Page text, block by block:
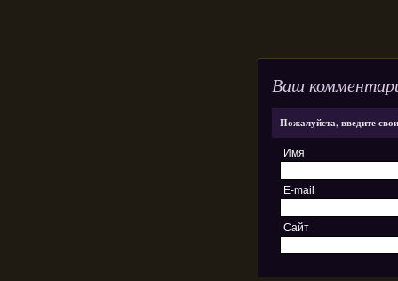
Ваш
Пожалуйста, введите
Имя
E-mail
Сайт